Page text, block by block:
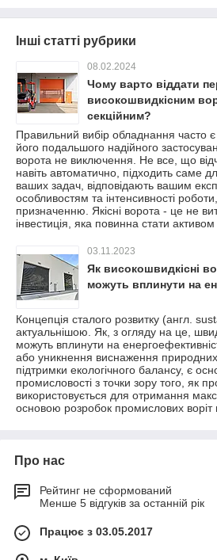
Інші статті рубрики
08.02.2024
Чому варто віддати
високошвидкісним
секційним?
Правильний вибір обладнання часто
його подальшого надійного
ворота не виключення. Не все, що
навіть автоматично, підходить саме
ваших задач, відповідають вашим
особливостям та інтенсивності
призначенню. Якісні ворота - це не
інвестиція, яка повинна стати
03.11.2023
Як високошвидкісні
можуть вплинути на
Концепція сталого розвитку (англ.
актуальнішою. Як, з огляду на це,
можуть вплинути на
або уникнення виснаження природних
підтримки екологічного балансу, є
промисловості з точки зору того, як
використовується для отримання
основою розробок промислових воріт
Про нас
Рейтинг не сформований
Менше 5 відгуків за останній рік
Працює з 03.05.2017